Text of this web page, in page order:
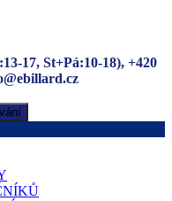
17, St+Pá:10-18), +420